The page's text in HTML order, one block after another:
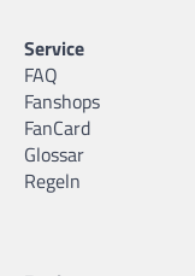
Service
FAQ
Fanshops
FanCard
Glossar
Regeln